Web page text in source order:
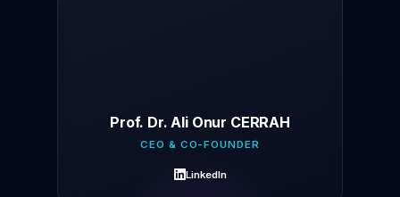
Prof. Dr. Ali Onur CERRAH
CEO & CO-FOUNDER
LinkedIn